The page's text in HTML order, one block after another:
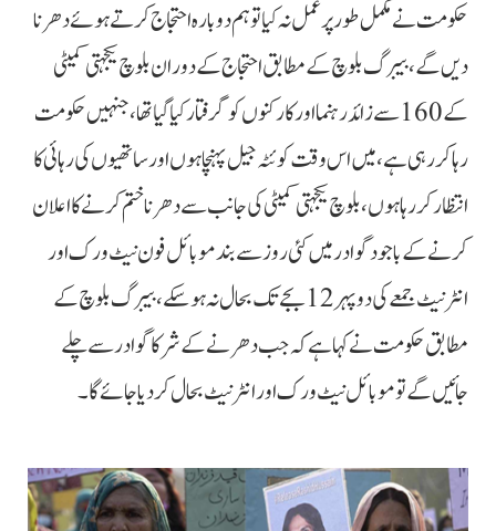
حکومت نے مکمل طور پر عمل نہ کیا تو ہم دوبارہ احتجاج کرتے ہوئے دھرنا
دیں گے، بیبرگ بلوچ کے مطابق احتجاج کے دوران بلوچ یکجہتی کمیٹی
کے 160 سے زائد رہنما اور کارکنوں کو گرفتار کیا گیا تھا، جنہیں حکومت
رہا کر رہی ہے، میں اس وقت کوئٹہ جیل پہنچا ہوں اور ساتھیوں کی رہائی کا
انتظار کررہا ہوں، بلوچ یکجہتی کمیٹی کی جانب سے دھرنا ختم کرنے کا اعلان
کرنے کے باجود گوادر میں کئی روز سے بند موبائل فون نیٹ ورک اور
انٹرنیٹ جمعے کی دوپہر 12 بجے تک بحال نہ ہوسکے، بیبرگ بلوچ کے
مطابق حکومت نے کہا ہے کہ جب دھرنے کے شرکا گوادر سے چلے
جائیں گے تو موبائل نیٹ ورک اور انٹرنیٹ بحال کردیا جائے گا۔